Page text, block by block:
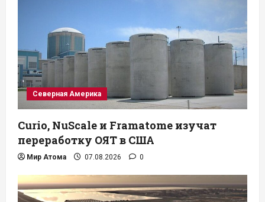
Северная Америка
Curio, NuScale и Framatome изучат
переработку ОЯТ в США
Мир Атома 07.08.2026 0